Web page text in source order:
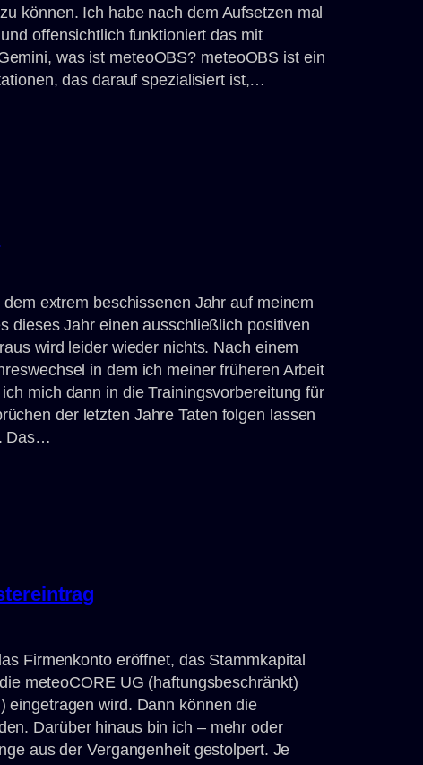
können. Ich habe nach dem Aufsetzen mal
offensichtlich funktioniert das mit
was ist meteoOBS? meteoOBS ist ein
das darauf spezialisiert ist,…
extrem beschissenen Jahr auf meinem
dieses Jahr einen ausschließlich positiven
wird leider wieder nichts. Nach einem
in dem ich meiner früheren Arbeit
mich dann in die Trainingsvorbereitung für
der letzten Jahre Taten folgen lassen
Das…
Firmenkonto eröffnet, das Stammkapital
meteoCORE UG (haftungsbeschränkt)
eingetragen wird. Dann können die
Darüber hinaus bin ich – mehr oder
aus der Vergangenheit gestolpert. Je